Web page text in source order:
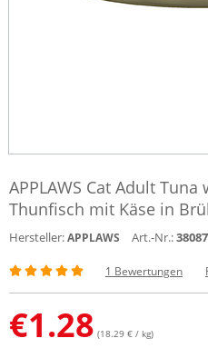
APPLAWS Cat Adult
Thunfisch mit Käse in
Hersteller:APPLAWS Art.-Nr.:38087
1 Bewertungen
€1.28 (18.29 € / kg)